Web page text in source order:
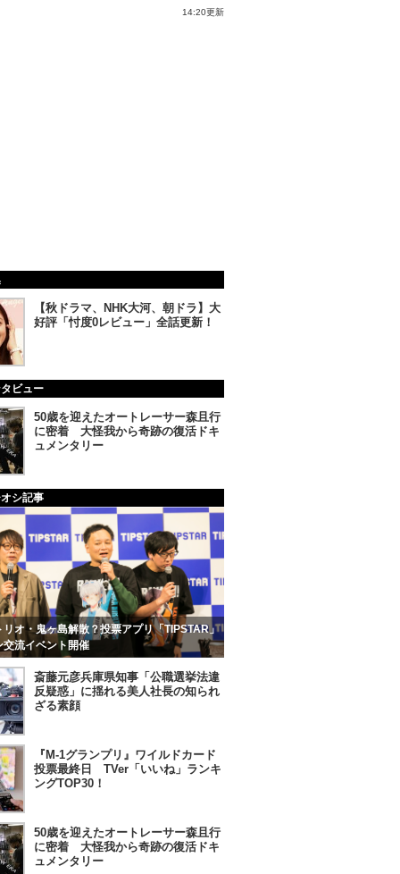
14:20更新
【秋ドラマ、NHK大河、朝ドラ】大
好評「忖度0レビュー」全話更新！
ビュー
50歳を迎えたオートレーサー森且行
に密着 大怪我から奇跡の復活ドキ
ュメンタリー
シ記事
リオ・鬼ヶ島解散？投票アプリ「TIPSTAR」
交流イベント開催
斎藤元彦兵庫県知事「公職選挙法違
反疑惑」に揺れる美人社長の知られ
ざる素顔
『M-1グランプリ』ワイルドカード
投票最終日 TVer「いいね」ランキ
ングTOP30！
50歳を迎えたオートレーサー森且行
に密着 大怪我から奇跡の復活ドキ
ュメンタリー